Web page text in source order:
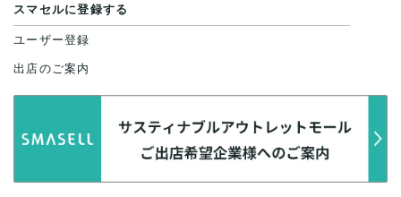
スマセルに登録する
ユーザー登録
出店のご案内